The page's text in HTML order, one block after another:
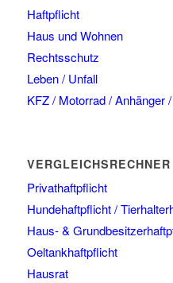
Haftpflicht
Haus und Wohnen
Rechtsschutz
Leben / Unfall
KFZ / Motorrad / Anhänger
VERGLEICHSRECHNER
Privathaftpflicht
Hundehaftpflicht /
Haus- &
Oeltankhaftpflicht
Hausrat